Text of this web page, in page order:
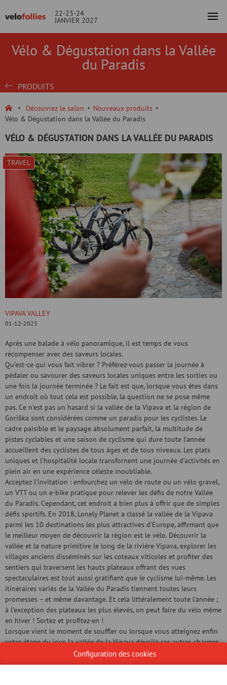
22-23-24
JANVIER 2027
Vélo & Dégustation dans la Vallée
du Paradis
PRODUITS
Découvrez le salon
Nouveaux produits
Vélo & Dégustation dans la Vallée du Paradis
VÉLO & DÉGUSTATION DANS LA VALLÉE DU PARADIS
TRAVEL
VIPAVA VALLEY
01-12-2025
Après une balade à vélo panoramique, il est temps de vous
récompenser avec des saveurs locales.
Qu’est-ce qui vous fait vibrer ? Préférez-vous passer la journée à
pédaler ou savourer des saveurs locales uniques entre les sorties ou
une fois la journée terminée ? Le fait est que, lorsque vous êtes dans
un endroit où tout cela est possible, la question ne se pose même
pas. Ce n’est pas un hasard si la vallée de la Vipava et la région de
Goriška sont considérées comme un paradis pour les cyclistes. Le
cadre paisible et le paysage absolument parfait, la multitude de
pistes cyclables et une saison de cyclisme qui dure toute l’année
accueillent des cyclistes de tous âges et de tous niveaux. Les plats
uniques et l’hospitalité locale transfornent une journée d’activités en
plein air en une expérience céleste inoubliable.
Acceptez l’invitation : enfourchez un vélo de route ou un vélo gravel,
un VTT ou un e-bike pratique pour relever les défis de notre Vallée
du Paradis. Cependant, cet endroit a bien plus à offrir que de simples
défis sportifs. En 2018, Lonely Planet a classé la vallée de la Vipava
parmi les 10 destinations les plus attractives d’Europe, affirmant que
le meilleur moyen de découvrir la région est le vélo. Découvrir la
vallée et la nature primitive le long de la rivière Vipava, explorer les
villages anciens disséminés sur les coteaux viticoles et profiter des
sentiers qui traversent les hauts plateaux offrant des vues
spectaculaires est tout aussi gratifiant que le cyclisme lui-même. Les
itinéraires variés de la Vallée du Paradis tiennent toutes leurs
promesses – et même davantage. Et cela littéralement toute l’année ;
à l’exception des plateaux les plus élevés, on peut faire du vélo même
en hiver ! Sortez et profitez-en !
Lorsque vient le moment de souffler ou lorsque vous atteignez enfin
votre étape du jour, la vallée de la Vipava dévoile ses autres charmes
et prouve qu’elle est véritablement un paradis. Dotée de vins exquis
et très particuliers, la région est également réputée pour son offre
Configuration des cookies